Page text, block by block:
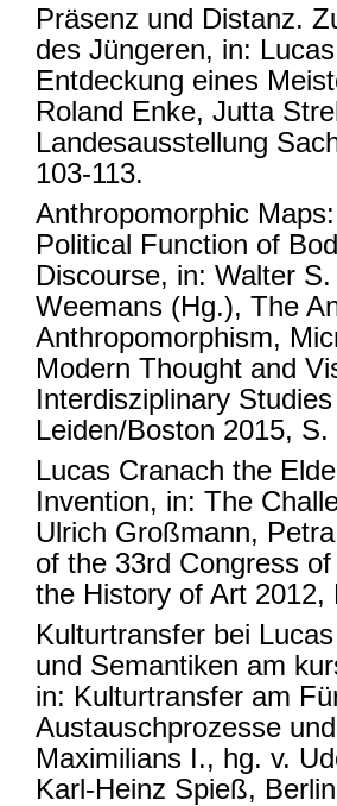
Präsenz und Distanz.
des Jüngeren, in:
Entdeckung eines
Roland Enke, Jutta
Landesausstellung
103-113.
Anthropomorphic
Political Function of
Discourse, in: Walter
Weemans (Hg.), The
Anthropomorphism,
Modern Thought and
Interdisziplinary
Leiden/Boston 2015, S.
Lucas Cranach the
Invention, in: The
Ulrich Großmann,
of the 33rd Congress
the History of Art 2012,
Kulturtransfer bei
und Semantiken am
in: Kulturtransfer am
Austauschprozesse
Maximilians I., hg. v.
Karl-Heinz Spieß,